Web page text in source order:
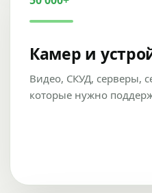
Камер и
Видео, СКУД, серверы,
которые нужно